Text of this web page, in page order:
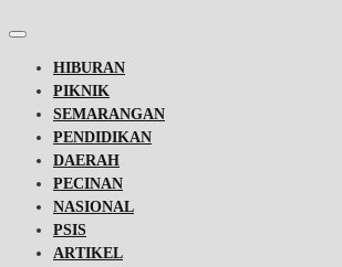
HIBURAN
PIKNIK
SEMARANGAN
PENDIDIKAN
DAERAH
PECINAN
NASIONAL
PSIS
ARTIKEL